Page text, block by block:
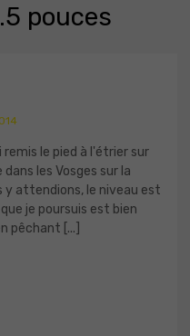
pouces
le pied à l'étrier sur
les Vosges sur la
y attendions, le niveau est
je poursuis est bien
pêchant [...]